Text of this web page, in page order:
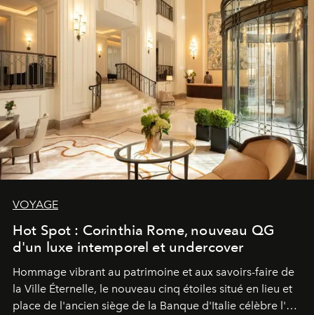
VOYAGE
Hot Spot : Corinthia Rome, nouveau QG
d'un luxe intemporel et undercover
Hommage vibrant au patrimoine et aux savoirs-faire de
la Ville Éternelle, le nouveau cinq étoiles situé en lieu et
place de l'ancien siège de la Banque d'Italie célèbre l'art